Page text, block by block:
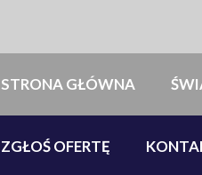
STRONA GŁÓWNA
ZGŁOŚ OFERTĘ